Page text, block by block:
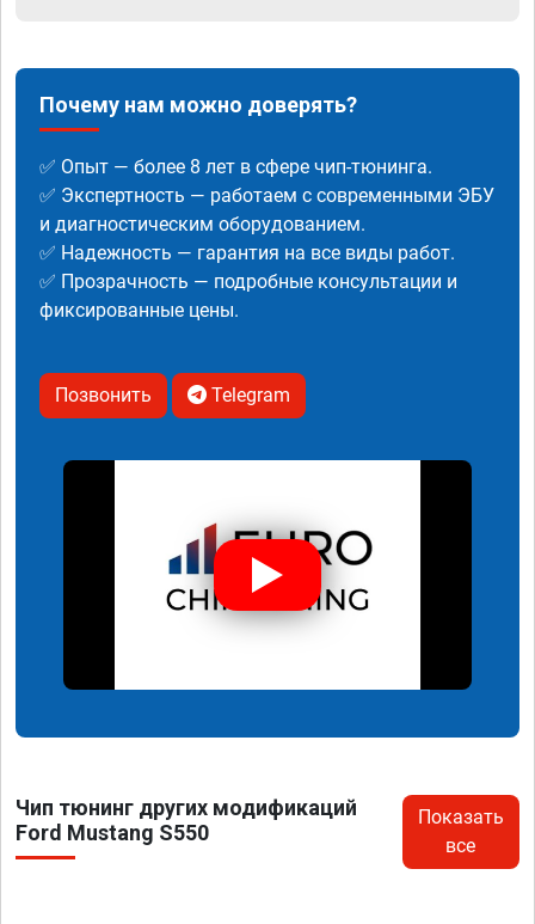
Почему нам можно доверять?
✅ Опыт — более 8 лет в сфере чип-тюнинга.
✅ Экспертность — работаем с современными ЭБУ
и диагностическим оборудованием.
✅ Надежность — гарантия на все виды работ.
✅ Прозрачность — подробные консультации и
фиксированные цены.
Позвонить Telegram
Чип тюнинг других модификаций
Ford Mustang S550
Показать
все